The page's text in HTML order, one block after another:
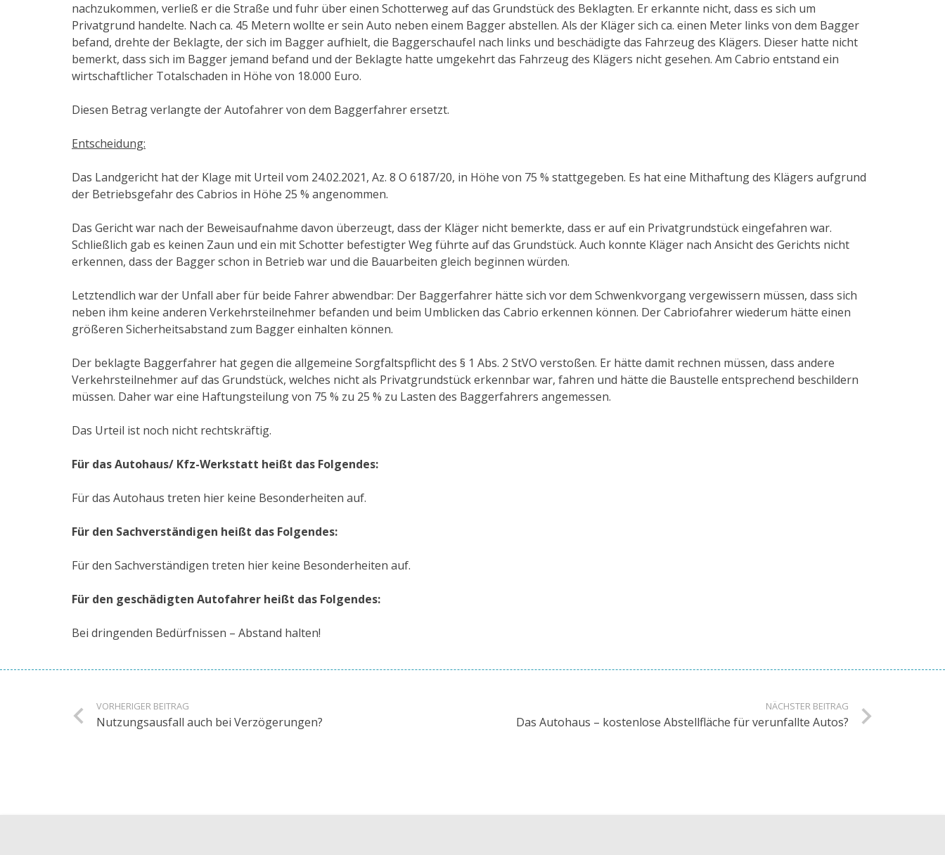
nachzukommen, verließ er die Straße und fuhr über einen Schotterweg auf das Grundstück des Beklagten. Er erkannte nicht, dass es sich um
Privatgrund handelte. Nach ca. 45 Metern wollte er sein Auto neben einem Bagger abstellen. Als der Kläger sich ca. einen Meter links von dem Bagger
befand, drehte der Beklagte, der sich im Bagger aufhielt, die Baggerschaufel nach links und beschädigte das Fahrzeug des Klägers. Dieser hatte nicht
bemerkt, dass sich im Bagger jemand befand und der Beklagte hatte umgekehrt das Fahrzeug des Klägers nicht gesehen. Am Cabrio entstand ein
wirtschaftlicher Totalschaden in Höhe von 18.000 Euro.
Diesen Betrag verlangte der Autofahrer von dem Baggerfahrer ersetzt.
Entscheidung:
Das Landgericht hat der Klage mit Urteil vom 24.02.2021, Az. 8 O 6187/20, in Höhe von 75 % stattgegeben. Es hat eine Mithaftung des Klägers aufgrund
der Betriebsgefahr des Cabrios in Höhe 25 % angenommen.
Das Gericht war nach der Beweisaufnahme davon überzeugt, dass der Kläger nicht bemerkte, dass er auf ein Privatgrundstück eingefahren war.
Schließlich gab es keinen Zaun und ein mit Schotter befestigter Weg führte auf das Grundstück. Auch konnte Kläger nach Ansicht des Gerichts nicht
erkennen, dass der Bagger schon in Betrieb war und die Bauarbeiten gleich beginnen würden.
Letztendlich war der Unfall aber für beide Fahrer abwendbar: Der Baggerfahrer hätte sich vor dem Schwenkvorgang vergewissern müssen, dass sich
neben ihm keine anderen Verkehrsteilnehmer befanden und beim Umblicken das Cabrio erkennen können. Der Cabriofahrer wiederum hätte einen
größeren Sicherheitsabstand zum Bagger einhalten können.
Der beklagte Baggerfahrer hat gegen die allgemeine Sorgfaltspflicht des § 1 Abs. 2 StVO verstoßen. Er hätte damit rechnen müssen, dass andere
Verkehrsteilnehmer auf das Grundstück, welches nicht als Privatgrundstück erkennbar war, fahren und hätte die Baustelle entsprechend beschildern
müssen. Daher war eine Haftungsteilung von 75 % zu 25 % zu Lasten des Baggerfahrers angemessen.
Das Urteil ist noch nicht rechtskräftig.
Für das Autohaus/ Kfz-Werkstatt heißt das Folgendes:
Für das Autohaus treten hier keine Besonderheiten auf.
Für den Sachverständigen heißt das Folgendes:
Für den Sachverständigen treten hier keine Besonderheiten auf.
Für den geschädigten Autofahrer heißt das Folgendes:
Bei dringenden Bedürfnissen – Abstand halten!
VORHERIGER BEITRAG
Nutzungsausfall auch bei Verzögerungen?
NÄCHSTER BEITRAG
Das Autohaus – kostenlose Abstellfläche für verunfallte Autos?